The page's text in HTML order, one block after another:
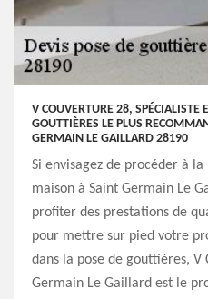
V COUVERTURE 28, SPÉCIALISTE
GOUTTIÈRES LE PLUS
GERMAIN LE GAILLARD 28190
Si envisagez de procéder à
maison à Saint Germain Le
profiter des prestations de
pour mettre sur pied votre
dans la pose de gouttières, V
Germain Le Gaillard est le